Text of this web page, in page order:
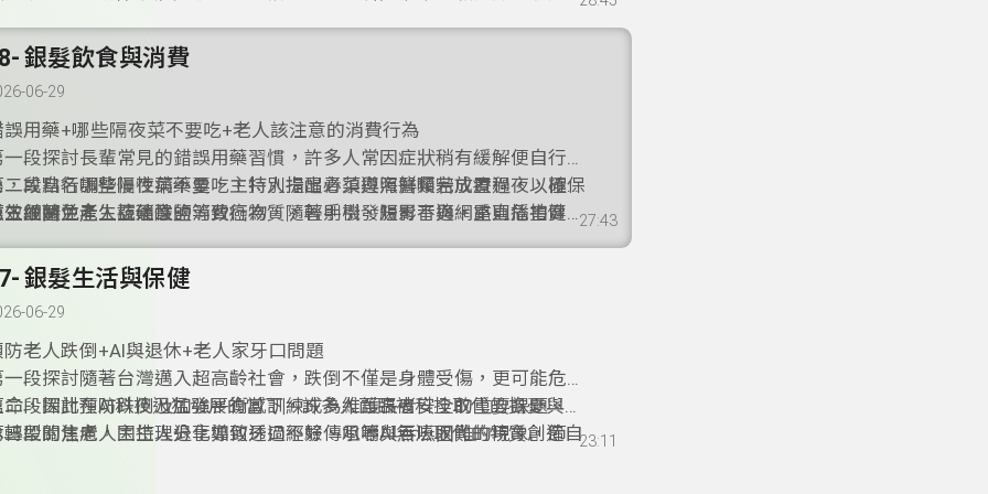
退化並維持心態年輕。
銀髮飲食與消費
06-29
誤用藥+哪些隔夜菜不要吃+老人該注意的消費行為
一段探討長輩常見的錯誤用藥習慣，許多人常因症狀稍有緩解便自行停
，或自行調整慢性病藥量，主持人提醒必須遵照醫囑完成療程，以確保
效並避免產生抗藥性。
二段點名哪些隔夜菜不要吃，特別指出青菜與海鮮類若放置過夜，極易
生細菌並產生亞硝酸鹽等致癌物質，輕則引發腸胃不適，重則危害健
，建議當餐食用完畢。
三段關注老人該注意的消費行為，隨著手機、短影音與網路直播拍賣普
，長輩容易被誇大不實的推銷吸引而衝動購物，呼籲長者在消費時應保
性，避免落入網路消費陷阱。
27:43
銀髮生活與保健
06-29
防老人跌倒+AI與退休+老人家牙口問題
一段探討隨著台灣邁入超高齡社會，跌倒不僅是身體受傷，更可能危及
命，因此預防跌倒及加強平衡感訓練成為維護長者安全的重要課題。
二段探討在AI科技迅猛發展的當下，許多人面臨被科技取代的擔憂與退
轉型的焦慮，主持人分享如何透過經驗傳承等AI無法取代的特質創造自
三段關注老人因生理退化導致牙口不好、咀嚼與吞嚥困難的現象，節目23:11